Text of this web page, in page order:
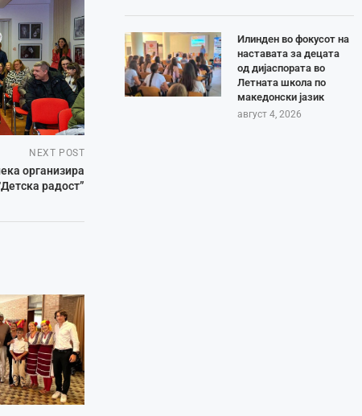
NEXT POST
организира
радост”
Илинден во фокусот на
наставата за децата
од дијаспората во
Летната школа по
македонски јазик
август 4, 2026